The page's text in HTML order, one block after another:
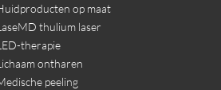
op maat
thulium laser
therapie
ontharen
peeling